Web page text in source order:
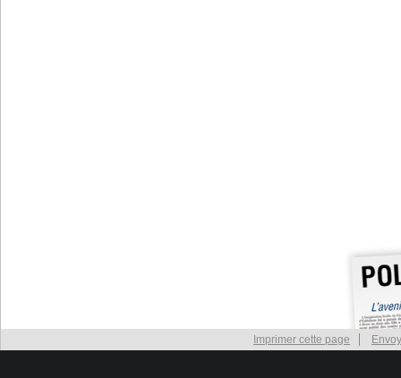
Imprimer cette page